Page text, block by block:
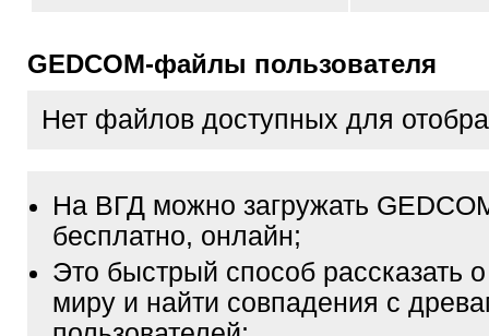
GEDCOM-файлы пользователя
Нет файлов доступных для
На ВГД можно загружать
бесплатно, онлайн;
Это быстрый способ рассказать
миру и найти совпадения с